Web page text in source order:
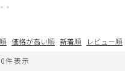
価格が高い順 新着順
レビュー順
件表示